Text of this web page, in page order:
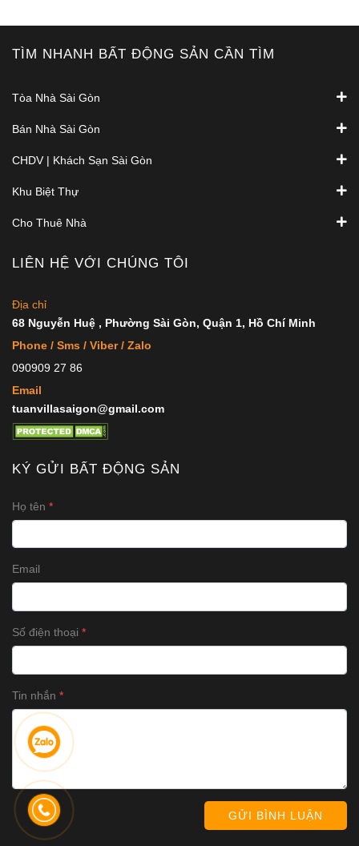
TÌM NHANH BẤT ĐỘNG SẢN CẦN TÌM
Tòa Nhà Sài Gòn
Bán Nhà Sài Gòn
CHDV | Khách Sạn Sài Gòn
Khu Biệt Thự
Cho Thuê Nhà
LIÊN HỆ VỚI CHÚNG TÔI
Địa chỉ
68 Nguyễn Huệ , Phường Sài Gòn, Quận 1, Hồ Chí Minh
Phone / Sms / Viber / Zalo
090909 27 86
Email
tuanvillasaigon@gmail.com
KÝ GỬI BẤT ĐỘNG SẢN
Họ tên
Email
Số điện thoại
Tin nhắn
GỬI BÌNH LUẬN